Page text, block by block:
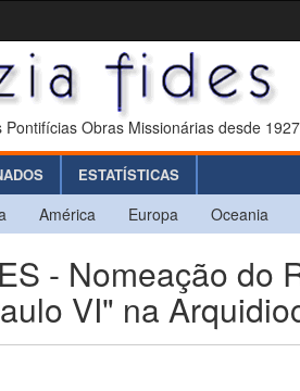
Obras Missionárias desde 1927
ESTATÍSTICAS
América Europa Oceania
- Nomeação do
VI" na